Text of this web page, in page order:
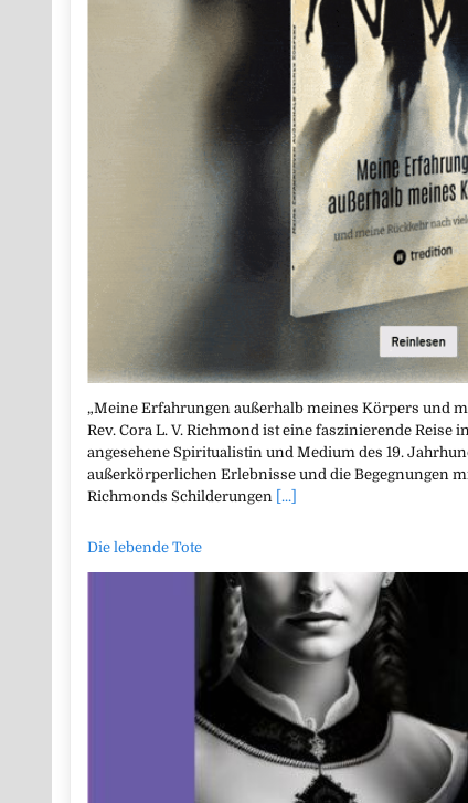
„Meine Erfahrungen außerhalb meines Körpers und
Rev. Cora L. V. Richmond ist eine faszinierende Reise
angesehene Spiritualistin und Medium des 19.
außerkörperlichen Erlebnisse und die Begegnungen
Richmonds Schilderungen [...]
Die lebende Tote